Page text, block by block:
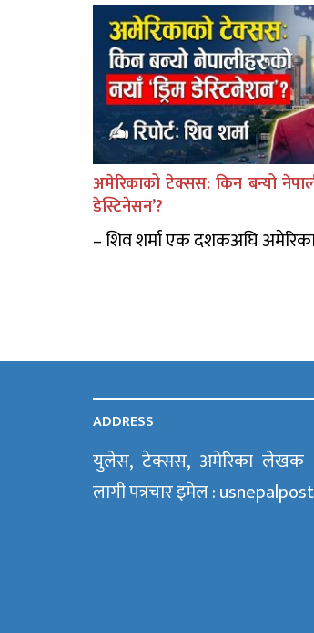
अमेरिकाको टेक्सस: किन बन्यो
डेस्टिनेसन’?
– शिव शर्मा एक दशकअघि
ADDRESS
युलेस, टेक्सस, अमेरिका लेखक
लागी पत्रचार इमेल :